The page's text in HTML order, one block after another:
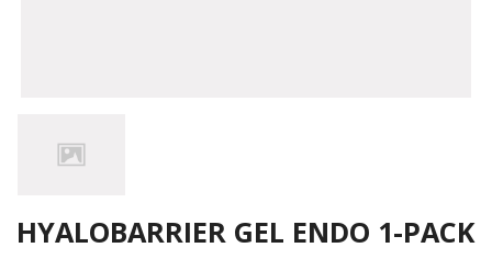
HYALOBARRIER GEL ENDO 1-PACK